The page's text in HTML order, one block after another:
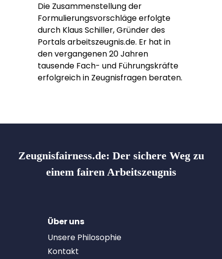
Die Zusammenstellung der
Formulierungsvorschläge erfolgte
durch Klaus Schiller, Gründer des
Portals arbeitszeugnis.de. Er hat in
den vergangenen 20 Jahren
tausende Fach- und Führungskräfte
erfolgreich in Zeugnisfragen beraten.
Zeugnisfairness.de: Der sichere Weg zu
einem fairen Arbeitszeugnis
Über uns
Unsere Philosophie
Kontakt